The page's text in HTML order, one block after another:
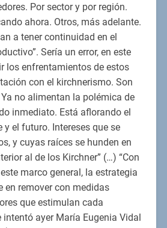
Por sector y por región.
ahora. Otros, más adelante.
a tener continuidad en el
Sería un error, en este
los enfrentamientos de estos
con el kirchnerismo. Son
no alimentan la polémica de
inmediato. Está aflorando el
y el futuro. Intereses que se
y cuyas raíces se hunden en
al de los Kirchner” (…) “Con
marco general, la estrategia
remover con medidas
que estimulan cada
intentó ayer María Eugenia Vidal